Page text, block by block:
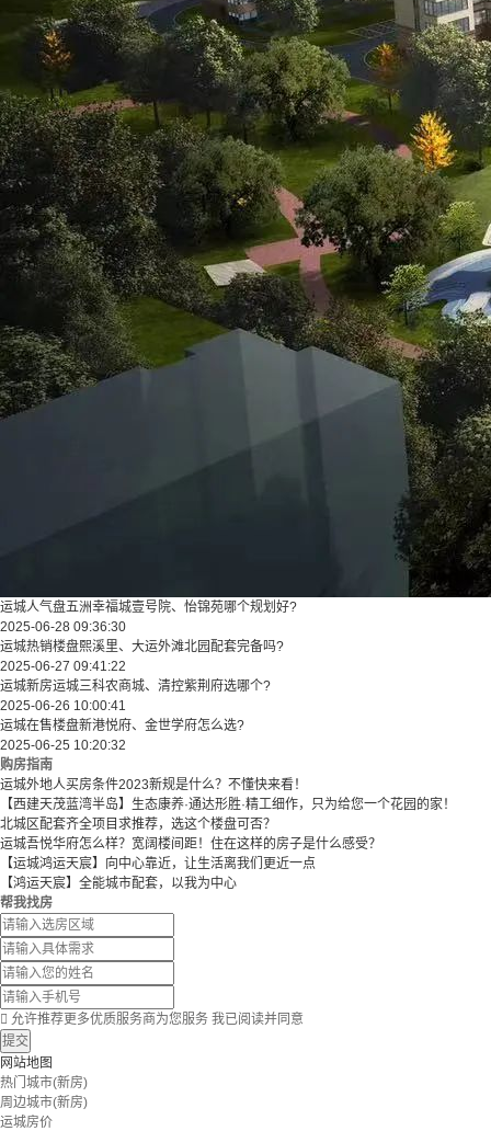
运城人气盘五洲幸福城壹号院、怡锦苑哪个规划好?
2025-06-28 09:36:30
运城热销楼盘熙溪里、大运外滩北园配套完备吗?
2025-06-27 09:41:22
运城新房运城三科农商城、清控紫荆府选哪个?
2025-06-26 10:00:41
运城在售楼盘新港悦府、金世学府怎么选?
2025-06-25 10:20:32
购房指南
运城外地人买房条件2023新规是什么？不懂快来看！
【西建天茂蓝湾半岛】生态康养·通达形胜·精工细作，只为给您一个花园的家！
北城区配套齐全项目求推荐，选这个楼盘可否？
运城吾悦华府怎么样？宽阔楼间距！住在这样的房子是什么感受？
【运城鸿运天宸】向中心靠近，让生活离我们更近一点
【鸿运天宸】全能城市配套，以我为中心
帮我找房
 允许推荐更多优质服务商为您服务 我已阅读并同意
提交
网站地图
热门城市(新房)
周边城市(新房)
运城房价